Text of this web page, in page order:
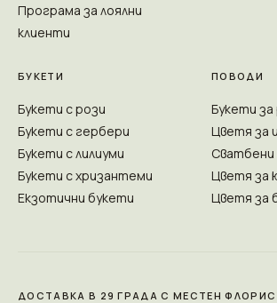
Програма за лоялни
клиенти
БУКЕТИ
Букети с рози
Букети с гербери
Букети с лилиуми
Букети с хризантеми
Екзотични букети
ПОВОДИ
Букети
Цветя за
Сватбени
Цветя за
Цветя за
ДОСТАВКА В 29 ГРАДА С МЕСТЕН